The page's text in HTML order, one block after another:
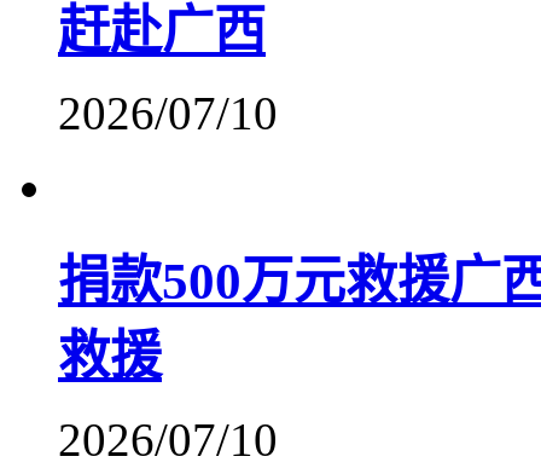
赶赴广西
2026/07/10
捐款500万元救援广
救援
2026/07/10